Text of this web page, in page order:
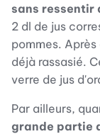
sans
2 dl de jus
pommes.
déjà rassasié.
verre de jus
Par ailleurs,
grande partie